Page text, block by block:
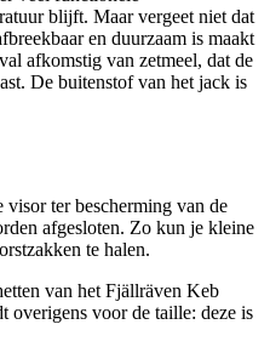
blijft. Maar vergeet niet dat
en duurzaam is maakt
afkomstig van zetmeel, dat de
De buitenstof van het jack is
ter bescherming van de
afgesloten. Zo kun je kleine
te halen.
van het Fjällräven Keb
overigens voor de taille: deze is